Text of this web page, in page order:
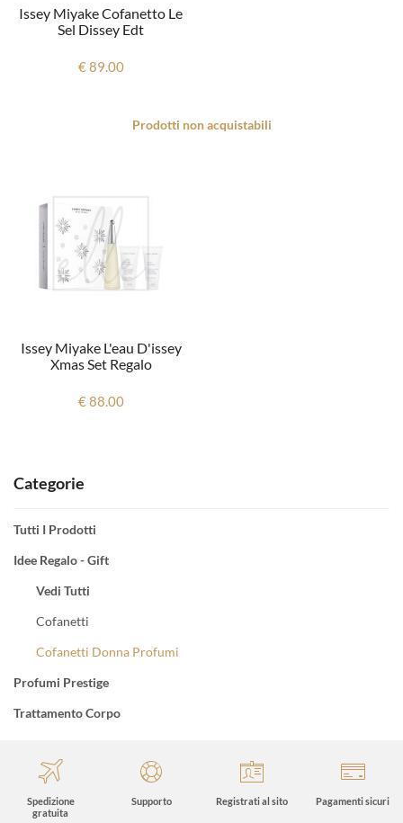
Categorie
Tutti I Prodotti
Idee Regalo - Gift
Vedi Tutti
Cofanetti
Cofanetti Donna Profumi
Profumi Prestige
Trattamento Corpo
Issey Miyake Cofanetto Le
Sel Dissey Edt
€ 89.00
Prodotti non acquistabili
Issey Miyake L'eau D'issey
Xmas Set Regalo
€ 88.00
Spedizione
gratuita
Supporto Registrati al sito Pagamenti sicuri